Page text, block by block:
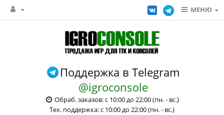
МЕНЮ
Поддержка в Telegram
@igroconsole
Обраб. заказов: с 10:00 до 22:00 (пн. - вс.)
Тех. поддержка: с 10:00 до 22:00 (пн. - вс.)